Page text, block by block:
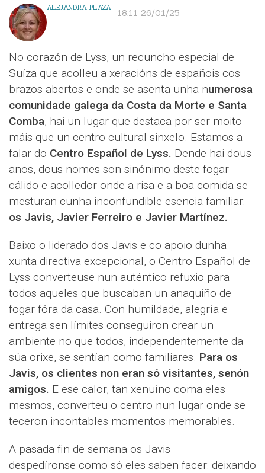
ALEJANDRA PLAZA 18:11 26/01/25
No corazón de Lyss, un recuncho especial de
Suíza que acolleu a xeracións de españois cos
brazos abertos e onde se asenta unha numerosa
comunidade galega da Costa da Morte e Santa
Comba, hai un lugar que destaca por ser moito
máis que un centro cultural sinxelo. Estamos a
falar do Centro Español de Lyss. Dende hai dous
anos, dous nomes son sinónimo deste fogar
cálido e acolledor onde a risa e a boa comida se
mesturan cunha inconfundible esencia familiar:
os Javis, Javier Ferreiro e Javier Martínez.
Baixo o liderado dos Javis e co apoio dunha
xunta directiva excepcional, o Centro Español de
Lyss converteuse nun auténtico refuxio para
todos aqueles que buscaban un anaquiño de
fogar fóra da casa. Con humildade, alegría e
entrega sen límites conseguiron crear un
ambiente no que todos, independentemente da
súa orixe, se sentían como familiares. Para os
Javis, os clientes non eran só visitantes, senón
amigos. E ese calor, tan xenuíno coma eles
mesmos, converteu o centro nun lugar onde se
teceron incontables momentos memorables.
A pasada fin de semana os Javis
despedíronse como só eles saben facer: deixando